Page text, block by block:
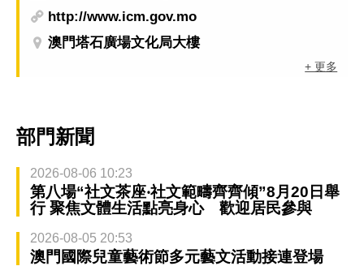
http://www.icm.gov.mo
澳門塔石廣場文化局大樓
+ 更多
部門新聞
2026-08-06 10:23
第八場“社文茶座‧社文範疇齊齊傾”8月20日舉
行 聚焦文體生活點亮身心 歡迎居民參與
2026-08-05 20:53
澳門國際兒童藝術節多元藝文活動接連登場